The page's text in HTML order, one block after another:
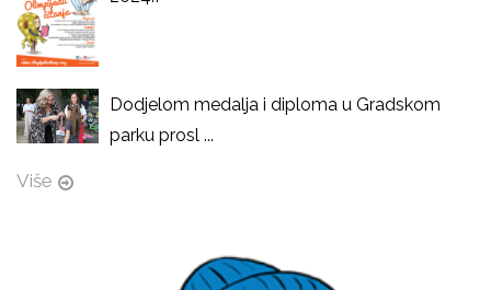
Dodjelom medalja i diploma u Gradskom
parku prosl ...
Više